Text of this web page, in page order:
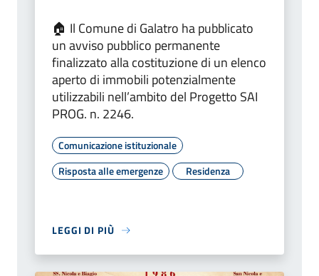
🏠 Il Comune di Galatro ha pubblicato
un avviso pubblico permanente
finalizzato alla costituzione di un elenco
aperto di immobili potenzialmente
utilizzabili nell’ambito del Progetto SAI
PROG. n. 2246.
Comunicazione istituzionale
Risposta alle emergenze
Residenza
LEGGI DI PIÙ